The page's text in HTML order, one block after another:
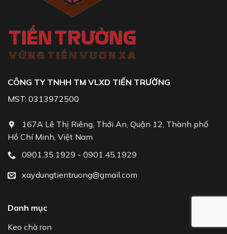
CÔNG TY TNHH TM VLXD TIẾN TRƯỜNG
MST: 0313972500
167A Lê Thị Riêng, Thới An, Quận 12, Thành phố
Hồ Chí Minh, Việt Nam
0901.35.1929 - 0901.45.1929
xaydungtientruong@gmail.com
Danh mục
Keo chà ron